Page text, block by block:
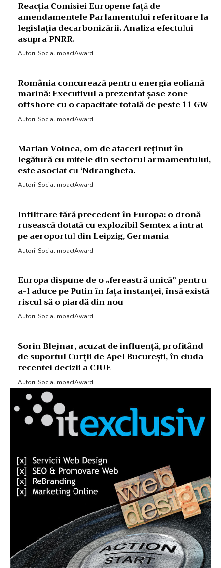
Reacția Comisiei Europene față de
amendamentele Parlamentului referitoare la
legislația decarbonizării. Analiza efectului
asupra PNRR.
Autorii SocialImpactAward
România concurează pentru energia eoliană
marină: Executivul a prezentat șase zone
offshore cu o capacitate totală de peste 11 GW
Autorii SocialImpactAward
Marian Voinea, om de afaceri reținut în
legătură cu mitele din sectorul armamentului,
este asociat cu ‘Ndrangheta.
Autorii SocialImpactAward
Infiltrare fără precedent în Europa: o dronă
rusească dotată cu explozibil Semtex a intrat
pe aeroportul din Leipzig, Germania
Autorii SocialImpactAward
Europa dispune de o „fereastră unică” pentru
a-l aduce pe Putin în fața instanței, însă există
riscul să o piardă din nou
Autorii SocialImpactAward
Sorin Blejnar, acuzat de influență, profitând
de suportul Curții de Apel București, în ciuda
recentei decizii a CJUE
Autorii SocialImpactAward